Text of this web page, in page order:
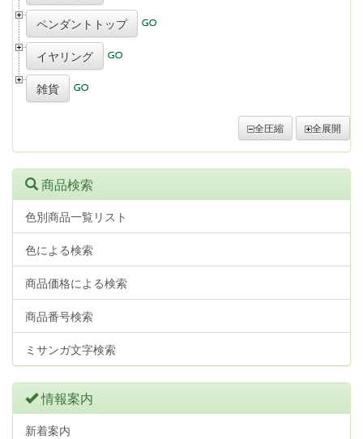
ペンダントトップ
イヤリング
雑貨
全圧縮 全展開
商品検索
色別商品一覧リスト
色による検索
商品価格による検索
商品番号検索
ミサンガ文字検索
情報案内
新着案内